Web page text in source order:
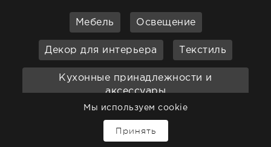
Мебель Освещение
Декор для интерьера Текстиль
Кухонные принадлежности и
аксессуары
Ванная Садовая мебель
Мы используем cookie
Принять